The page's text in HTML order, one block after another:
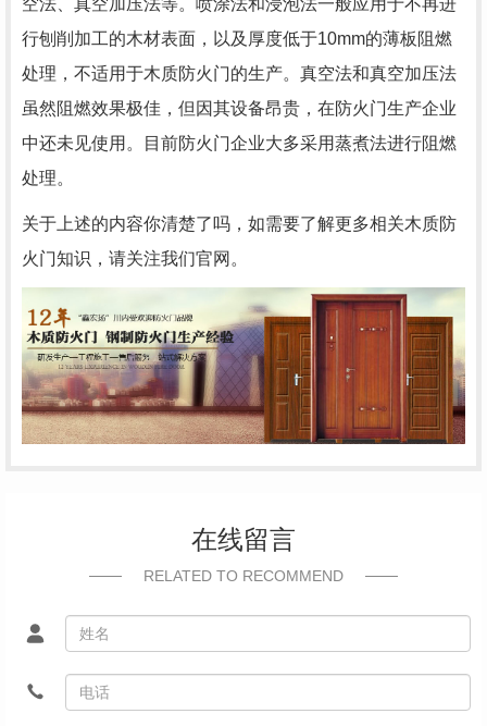
空法、真空加压法等。喷涂法和浸泡法一般应用于不再进
行刨削加工的木材表面，以及厚度低于10mm的薄板阻燃
处理，不适用于木质防火门的生产。真空法和真空加压法
虽然阻燃效果极佳，但因其设备昂贵，在防火门生产企业
中还未见使用。目前防火门企业大多采用蒸煮法进行阻燃
处理。
关于上述的内容你清楚了吗，如需要了解更多相关木质防
火门知识，请关注我们官网。
在线留言
RELATED TO RECOMMEND